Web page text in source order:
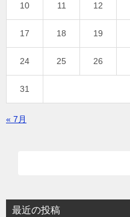
10 11 12
17 18 19
24 25 26
31
« 7月
最近の投稿